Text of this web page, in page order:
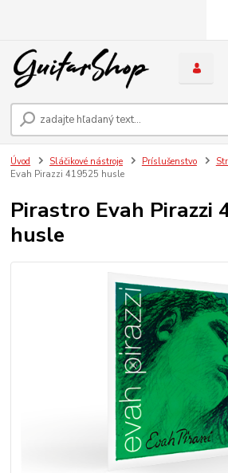
Úvod Sláčikové nástroje Príslušenstvo
Evah Pirazzi 419525 husle
Pirastro Evah Pirazzi
husle